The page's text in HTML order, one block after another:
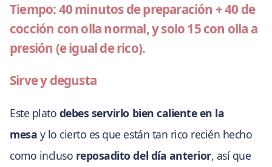
Tiempo: 40 minutos de preparación + 40 de
cocción con olla normal, y solo 15 con olla a
presión (e igual de rico).
Sirve y degusta
Este plato debes servirlo bien caliente en la
mesa y lo cierto es que están tan rico recién hecho
como incluso reposadito del día anterior, así que